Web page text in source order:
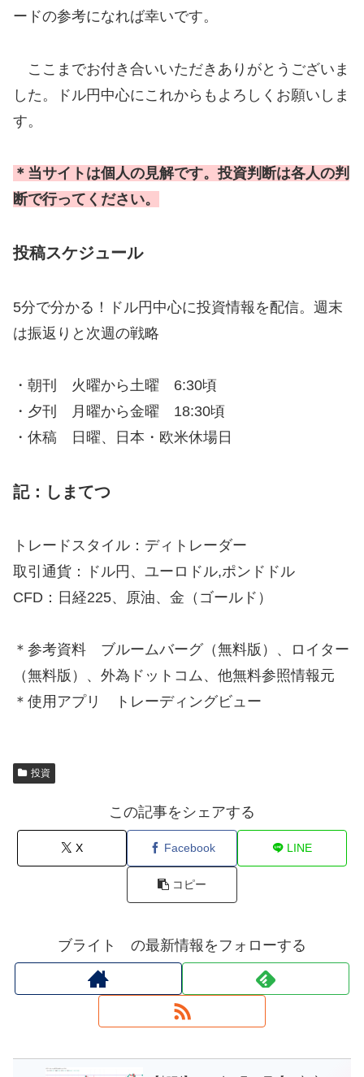
ードの参考になれば幸いです。
ここまでお付き合いいただきありがとうございま
した。ドル円中心にこれからもよろしくお願いしま
す。
＊当サイトは個人の見解です。投資判断は各人の判
断で行ってください。
投稿スケジュール
5分で分かる！ドル円中心に投資情報を配信。週末
は振返りと次週の戦略
・朝刊 火曜から土曜 6:30頃
・夕刊 月曜から金曜 18:30頃
・休稿 日曜、日本・欧米休場日
記：しまてつ
トレードスタイル：ディトレーダー
取引通貨：ドル円、ユーロドル,ポンドドル
CFD：日経225、原油、金（ゴールド）
＊参考資料 ブルームバーグ（無料版）、ロイター
（無料版）、外為ドットコム、他無料参照情報元
＊使用アプリ トレーディングビュー
投資
この記事をシェアする
X Facebook LINE
コピー
ブライト の最新情報をフォローする